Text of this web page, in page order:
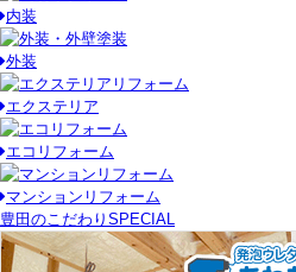
内装
外装
エクステリア
エコリフォーム
マンションリフォーム
豊田のこだわり SPECIAL